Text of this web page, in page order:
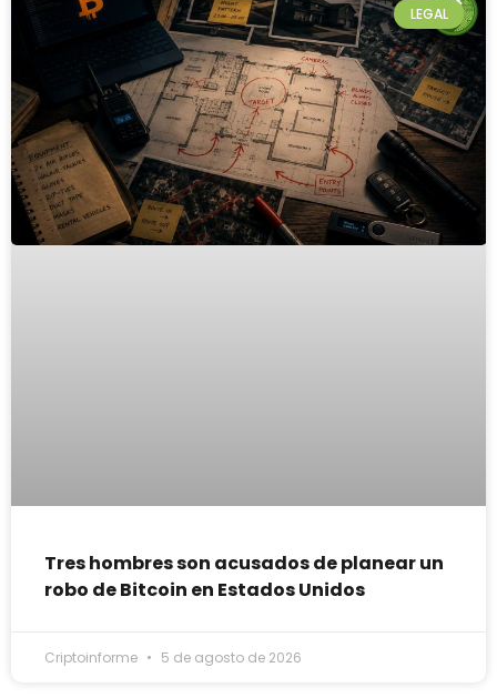
LEGAL
Tres hombres son acusados de planear un
robo de Bitcoin en Estados Unidos
Criptoinforme 5 de agosto de 2026